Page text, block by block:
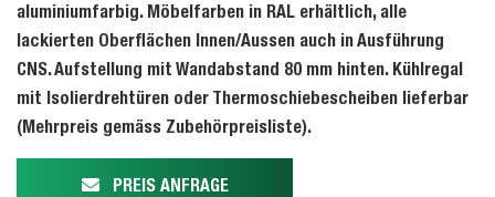
aluminiumfarbig. Möbelfarben in RAL erhältlich, alle
lackierten Oberflächen Innen/Aussen auch in Ausführung
CNS. Aufstellung mit Wandabstand 80 mm hinten. Kühlregal
mit Isolierdrehtüren oder Thermoschiebescheiben lieferbar
(Mehrpreis gemäss Zubehörpreisliste).
PREIS ANFRAGE